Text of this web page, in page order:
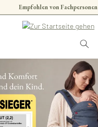
springen
Empfohlen von Fachpersonen